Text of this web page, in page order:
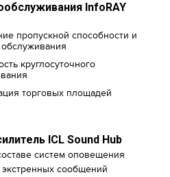
InfoRAY
пропускной способности и
обслуживания
круглосуточного
торговых площадей
ICL Sound Hub
систем оповещения
сообщений